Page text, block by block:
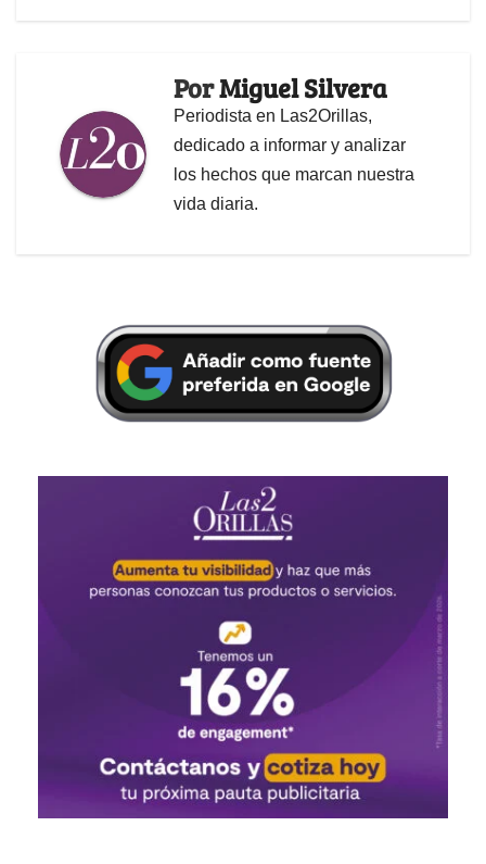
PorMiguel Silvera
Periodista en Las2Orillas,
dedicado a informar y analizar
los hechos que marcan nuestra
vida diaria.